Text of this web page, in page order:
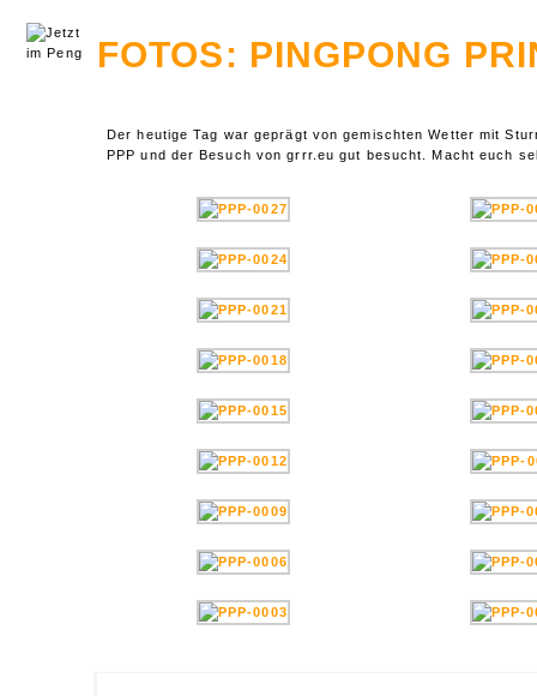
FOTOS: PINGPONG
Der heutige Tag war geprägt von gemischten Wetter mit
PPP und der Besuch von grrr.eu gut besucht. Macht euch